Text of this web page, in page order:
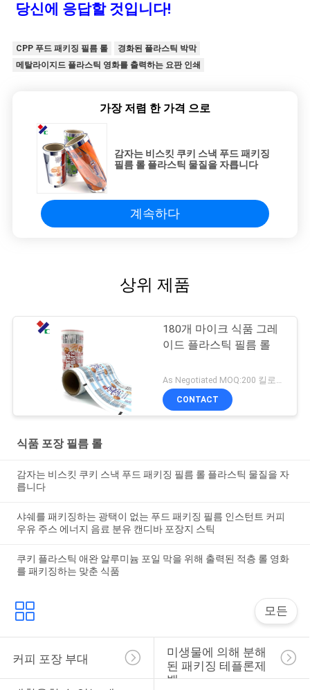
당신에 응답할 것입니다!
CPP 푸드 패키징 필름 롤
경화된 플라스틱 박막
메탈라이지드 플라스틱 영화를 출력하는 요판 인쇄
가장 저렴 한 가격 으로
감자는 비스킷 쿠키 스낵 푸드 패키징
필름 롤 플라스틱 물질을 자릅니다
계속하다
상위 제품
180개 마이크 식품 그레
이드 플라스틱 필름 롤
CONTACT
식품 포장 필름 롤
감자는 비스킷 쿠키 스낵 푸드 패키징 필름 롤 플라스틱 물질을 자
릅니다
샤쉐를 패키징하는 광택이 없는 푸드 패키징 필름 인스턴트 커피
우유 주스 에너지 음료 분유 캔디바 포장지 스틱
쿠키 플라스틱 애완 알루미늄 포일 막을 위해 출력된 적층 롤 영화
를 패키징하는 맞춘 식품
모든
커피 포장 부대
미생물에 의해 분해
된 패키징 테플론제
백